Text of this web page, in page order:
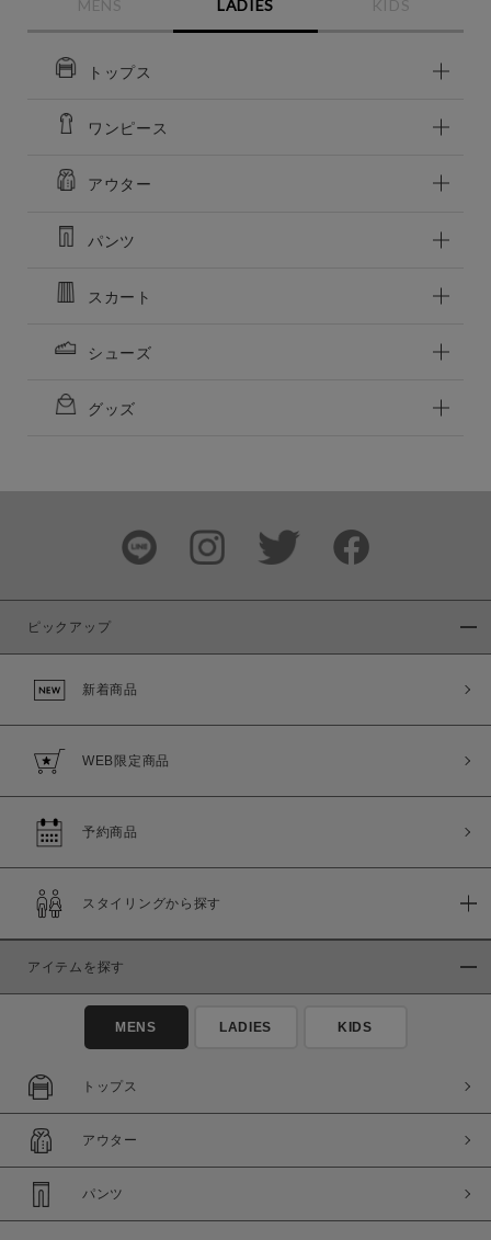
MENS LADIES KIDS
トップス
ワンピース
アウター
パンツ
スカート
シューズ
グッズ
ピックアップ
新着商品
WEB限定商品
予約商品
スタイリングから探す
アイテムを探す
MENS LADIES KIDS
トップス
アウター
パンツ